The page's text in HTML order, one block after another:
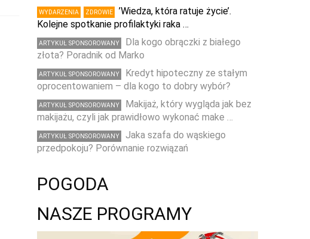
WYDARZENIA ZDROWIE
’Wiedza, która ratuje życie’.
Kolejne spotkanie profilaktyki raka …
ARTYKUŁ SPONSOROWANY
Dla kogo obrączki z białego
złota? Poradnik od Marko
ARTYKUŁ SPONSOROWANY
Kredyt hipoteczny ze stałym
oprocentowaniem – dla kogo to dobry wybór?
ARTYKUŁ SPONSOROWANY
Makijaż, który wygląda jak bez
makijażu, czyli jak prawidłowo wykonać make …
ARTYKUŁ SPONSOROWANY
Jaka szafa do wąskiego
przedpokoju? Porównanie rozwiązań
POGODA
NASZE PROGRAMY